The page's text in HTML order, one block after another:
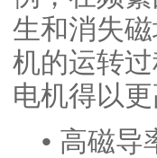
生和消失
机的运转
电机得以
• 高磁导